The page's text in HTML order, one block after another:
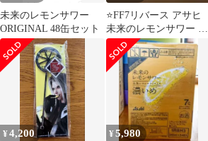
未来のレモンサワー
ORIGINAL 48缶セット
⭐️FF7リバース アサヒ
未来のレモンサワー マ
ドラー⭐️
¥4,200 ¥5,980